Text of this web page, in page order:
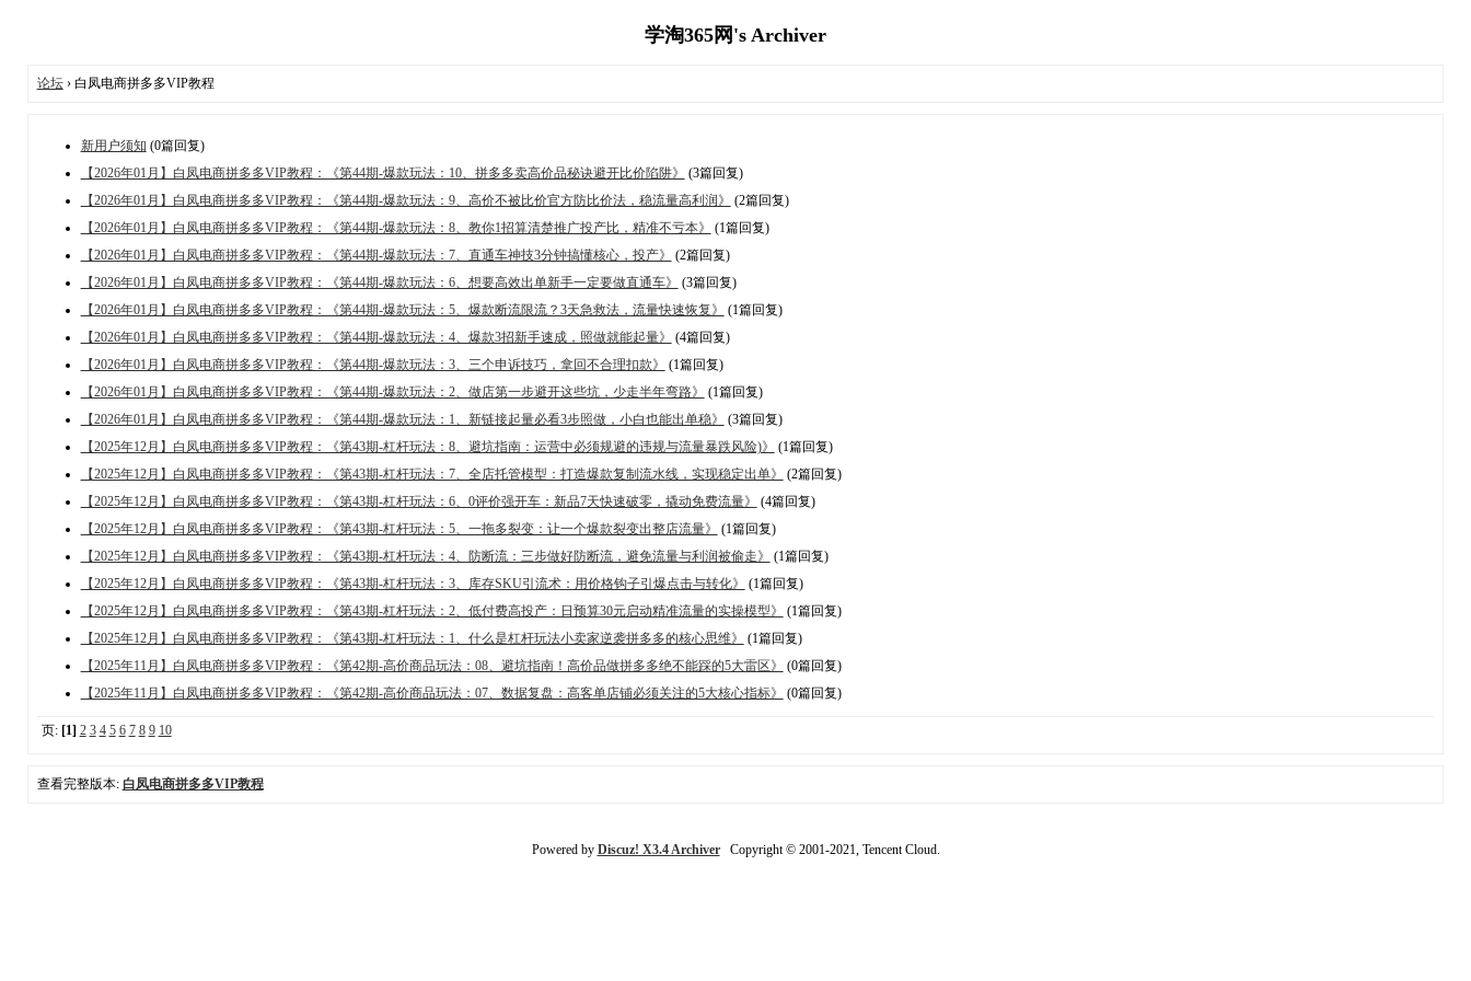
学淘365网's Archiver
论坛› 白凤电商拼多多VIP教程
新用户须知 (0篇回复)
【2026年01月】白凤电商拼多多VIP教程：《第44期-爆款玩法：10、拼多多卖高价品秘诀避开比价陷阱》
(3篇回复)
【2026年01月】白凤电商拼多多VIP教程：《第44期-爆款玩法：9、高价不被比价官方防比价法，稳流量高利润》
(2篇回复)
【2026年01月】白凤电商拼多多VIP教程：《第44期-爆款玩法：8、教你1招算清楚推广投产比，精准不亏本》
(1篇回复)
【2026年01月】白凤电商拼多多VIP教程：《第44期-爆款玩法：7、直通车神技3分钟搞懂核心，投产》
(2篇回复)
【2026年01月】白凤电商拼多多VIP教程：《第44期-爆款玩法：6、想要高效出单新手一定要做直通车》
(3篇回复)
【2026年01月】白凤电商拼多多VIP教程：《第44期-爆款玩法：5、爆款断流限流？3天急救法，流量快速恢复》
(1篇回复)
【2026年01月】白凤电商拼多多VIP教程：《第44期-爆款玩法：4、爆款3招新手速成，照做就能起量》
(4篇回复)
【2026年01月】白凤电商拼多多VIP教程：《第44期-爆款玩法：3、三个申诉技巧，拿回不合理扣款》
(1篇回复)
【2026年01月】白凤电商拼多多VIP教程：《第44期-爆款玩法：2、做店第一步避开这些坑，少走半年弯路》
(1篇回复)
【2026年01月】白凤电商拼多多VIP教程：《第44期-爆款玩法：1、新链接起量必看3步照做，小白也能出单稳》
(3篇回复)
【2025年12月】白凤电商拼多多VIP教程：《第43期-杠杆玩法：8、避坑指南：运营中必须规避的违规与流量暴跌风险)》
(1篇回复)
【2025年12月】白凤电商拼多多VIP教程：《第43期-杠杆玩法：7、全店托管模型：打造爆款复制流水线，实现稳定出单》
(2篇回复)
【2025年12月】白凤电商拼多多VIP教程：《第43期-杠杆玩法：6、0评价强开车：新品7天快速破零，撬动免费流量》
(4篇回复)
【2025年12月】白凤电商拼多多VIP教程：《第43期-杠杆玩法：5、一拖多裂变：让一个爆款裂变出整店流量》
(1篇回复)
【2025年12月】白凤电商拼多多VIP教程：《第43期-杠杆玩法：4、防断流：三步做好防断流，避免流量与利润被偷走》
(1篇回复)
【2025年12月】白凤电商拼多多VIP教程：《第43期-杠杆玩法：3、库存SKU引流术：用价格钩子引爆点击与转化》
(1篇回复)
【2025年12月】白凤电商拼多多VIP教程：《第43期-杠杆玩法：2、低付费高投产：日预算30元启动精准流量的实操模型》
(1篇回复)
【2025年12月】白凤电商拼多多VIP教程：《第43期-杠杆玩法：1、什么是杠杆玩法小卖家逆袭拼多多的核心思维》
(1篇回复)
【2025年11月】白凤电商拼多多VIP教程：《第42期-高价商品玩法：08、避坑指南！高价品做拼多多绝不能踩的5大雷区​​》
(0篇回复)
【2025年11月】白凤电商拼多多VIP教程：《第42期-高价商品玩法：07、数据复盘：高客单店铺必须关注的5大核心指标​​》
(0篇回复)
页: [1] 2 3 4 5 6 7 8 9 10
查看完整版本: 白凤电商拼多多VIP教程
Powered by Discuz! X3.4 ArchiverCopyright © 2001-2021, Tencent Cloud.